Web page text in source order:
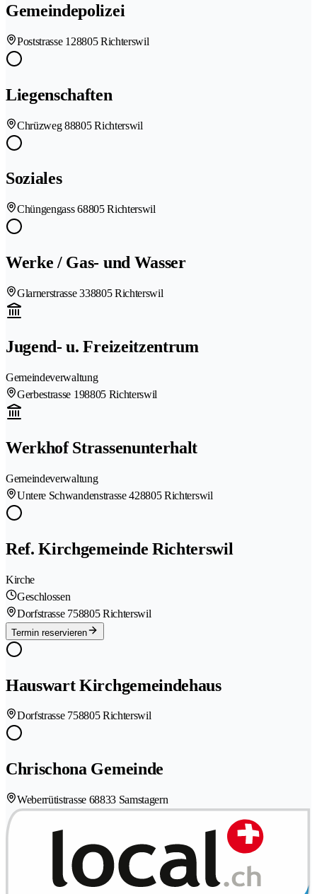
Gemeindepolizei
Poststrasse 128805 Richterswil
Liegenschaften
Chrüzweg 88805 Richterswil
Soziales
Chüngengass 68805 Richterswil
Werke / Gas- und Wasser
Glarnerstrasse 338805 Richterswil
Jugend- u. Freizeitzentrum
Gemeindeverwaltung
Gerbestrasse 198805 Richterswil
Werkhof Strassenunterhalt
Gemeindeverwaltung
Untere Schwandenstrasse 428805 Richterswil
Ref. Kirchgemeinde Richterswil
Kirche
Geschlossen
Dorfstrasse 758805 Richterswil
Termin reservieren
Hauswart Kirchgemeindehaus
Dorfstrasse 758805 Richterswil
Chrischona Gemeinde
Weberrütistrasse 68833 Samstagern